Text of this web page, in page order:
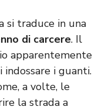
si traduce in una
di carcere. Il
apparentemente
indossare i guanti.
a volte, le
la strada a